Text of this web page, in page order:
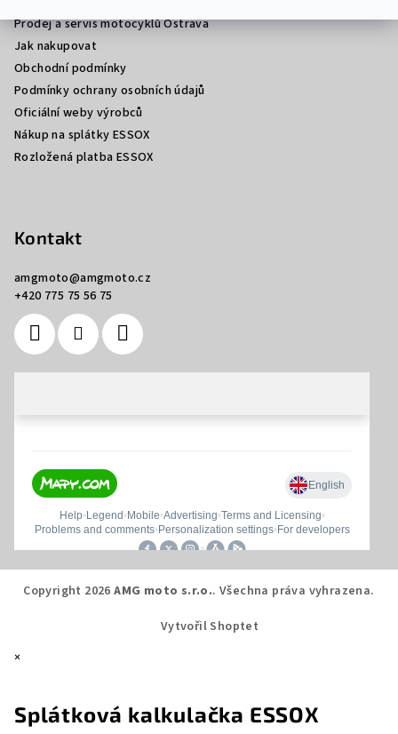
Prodej a servis motocyklů Ostrava
Jak nakupovat
Obchodní podmínky
Podmínky ochrany osobních údajů
Oficiální weby výrobců
Nákup na splátky ESSOX
Rozložená platba ESSOX
Kontakt
amgmoto@amgmoto.cz
+420 775 75 56 75
Copyright 2026AMG moto s.r.o.. Všechna práva vyhrazena.
Vytvořil Shoptet
×
Splátková kalkulačka ESSOX